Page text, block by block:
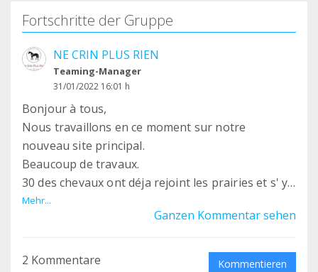
Fortschritte der Gruppe
NE CRIN PLUS RIEN
Teaming-Manager
31/01/2022 16:01 h
Bonjour à tous,
Nous travaillons en ce moment sur notre
nouveau site principal.
Beaucoup de travaux.
30 des chevaux ont déja rejoint les prairies et s' y
sentent bien.
Merci encore de votre soutien.
Mehr...
Ganzen Kommentar sehen
2 Kommentare Kommentieren